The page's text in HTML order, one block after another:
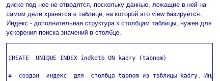
диске под нее не отводятся, поскольку данные, лежащие в ней на
самом деле хранятся в таблице, на которой это view базируется.
Индекс - дополнительная структура к столбцам таблицы, нужен для
ускорения поиска значений в столбце.
CREATE  UNIQUE INDEX indkdtb ON kadry (tabnom)
#  создан  индекс  для  столбца tabnom из таблицы kadry.